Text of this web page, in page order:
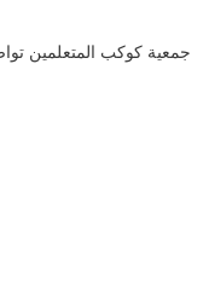
جمعية كوكب المتعلمين